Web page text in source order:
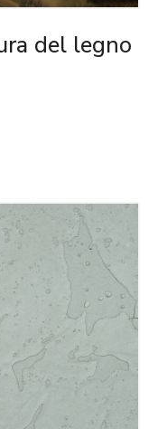
del legno